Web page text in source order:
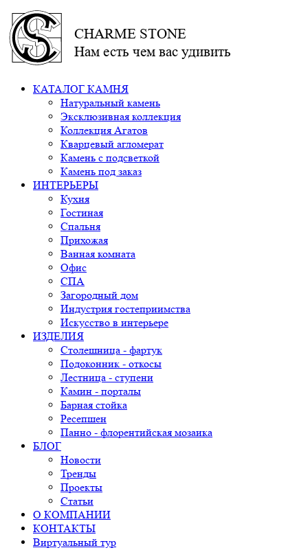
CHARME STONE
Нам есть чем вас удивить
КАТАЛОГ КАМНЯ
Натуральный камень
Эксклюзивная коллекция
Коллекция Агатов
Кварцевый агломерат
Камень с подсветкой
Камень под заказ
ИНТЕРЬЕРЫ
Кухня
Гостиная
Спальня
Прихожая
Ванная комната
Офис
СПА
Загородный дом
Индустрия гостеприимства
Искусство в интерьере
ИЗДЕЛИЯ
Столешница - фартук
Подоконник - откосы
Лестница - ступени
Камин - порталы
Барная стойка
Ресепшен
Панно - флорентийская мозаика
БЛОГ
Новости
Тренды
Проекты
Статьи
О КОМПАНИИ
КОНТАКТЫ
Виртуальный тур